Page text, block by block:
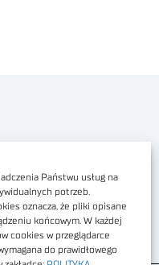
Państwu usług na
potrzeb.
oznacza, że pliki opisane
końcowym. W każdej
cookies w przeglądarce
do prawidłowego